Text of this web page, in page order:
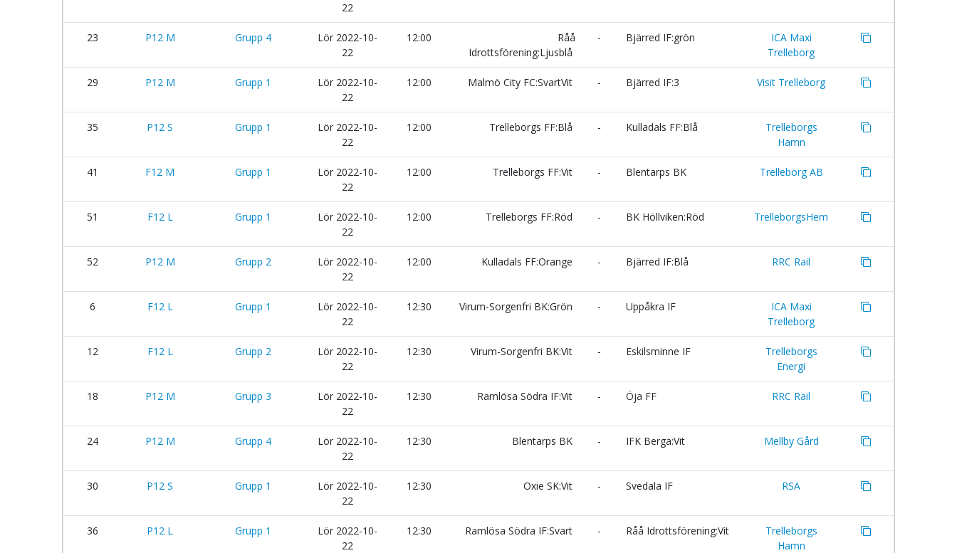
22
23 P12 M Grupp 4
Lör 2022-10-
22
12:00
Råå
Idrottsförening:Ljusblå
- Bjärred IF:grön
ICA Maxi
Trelleborg
29 P12 M Grupp 1
Lör 2022-10-
22
12:00 Malmö City FC:SvartVit - Bjärred IF:3 Visit Trelleborg
35 P12 S Grupp 1
Lör 2022-10-
22
12:00 Trelleborgs FF:Blå - Kulladals FF:Blå
Trelleborgs
Hamn
41 F12 M Grupp 1
Lör 2022-10-
22
12:00 Trelleborgs FF:Vit - Blentarps BK Trelleborg AB
51 F12 L Grupp 1
Lör 2022-10-
22
12:00 Trelleborgs FF:Röd - BK Höllviken:Röd TrelleborgsHem
52 P12 M Grupp 2
Lör 2022-10-
22
12:00 Kulladals FF:Orange - Bjärred IF:Blå RRC Rail
6 F12 L Grupp 1
Lör 2022-10-
22
12:30 Virum-Sorgenfri BK:Grön - Uppåkra IF
ICA Maxi
Trelleborg
12 F12 L Grupp 2
Lör 2022-10-
22
12:30 Virum-Sorgenfri BK:Vit - Eskilsminne IF
Trelleborgs
Energi
18 P12 M Grupp 3
Lör 2022-10-
22
12:30 Ramlösa Södra IF:Vit - Öja FF RRC Rail
24 P12 M Grupp 4
Lör 2022-10-
22
12:30 Blentarps BK - IFK Berga:Vit Mellby Gård
30 P12 S Grupp 1
Lör 2022-10-
22
12:30 Oxie SK:Vit - Svedala IF RSA
36 P12 L Grupp 1
Lör 2022-10-
22
12:30 Ramlösa Södra IF:Svart - Råå Idrottsförening:Vit
Trelleborgs
Hamn